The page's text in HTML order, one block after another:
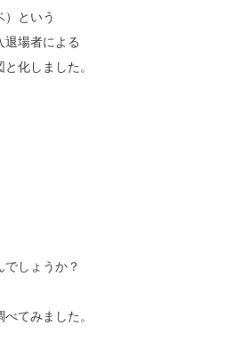
）という
退場者による
化しました。
でしょうか？
てみました。